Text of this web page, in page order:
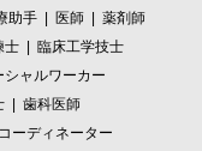
助手 医師
薬剤師
士
臨床工学技士
シャルワーカー
歯科医師
ーディネーター